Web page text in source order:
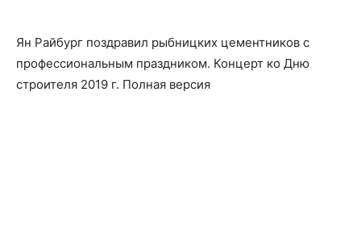
Ян Райбург поздравил рыбницких цементников с
профессиональным праздником. Концерт ко Дню
строителя 2019 г. Полная версия